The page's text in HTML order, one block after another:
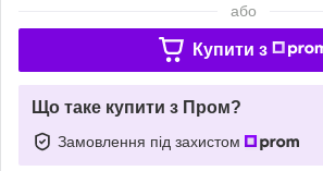
або
Купити з
Що таке купити з Пром?
Замовлення під захистом